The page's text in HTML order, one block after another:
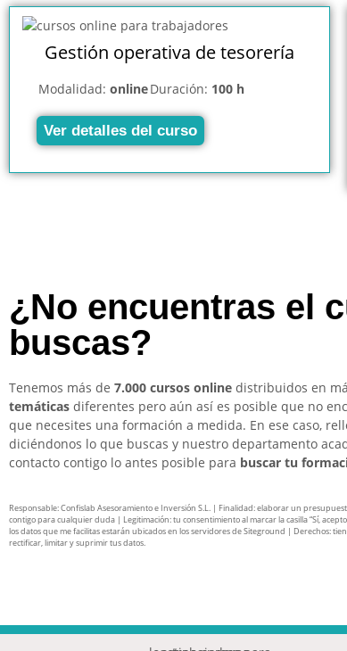
Gestión operativa de tesorería
Modalidad: onlineDuración: 100 h
Ver detalles del curso
¿No encuentras el
buscas?
Tenemos más de 7.000 cursos online distribuidos en
temáticas diferentes pero aún así es posible que no
que necesites una formación a medida. En ese caso,
diciéndonos lo que buscas y nuestro departamento
contacto contigo lo antes posible para buscar tu
Responsable: Confislab Asesoramiento e Inversión S.L. | Finalidad: elaborar un
contigo para cualquier duda | Legitimación: tu consentimiento al marcar la casilla “Sí,
los datos que me facilitas estarán ubicados en los servidores de Siteground | Derechos:
rectificar, limitar y suprimir tus datos.